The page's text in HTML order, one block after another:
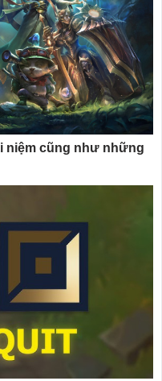
niệm cũng như những